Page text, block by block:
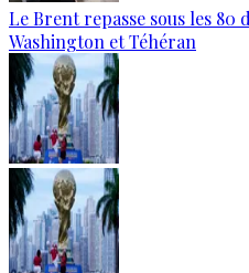
Le Brent repasse sous les
Washington et Téhéran